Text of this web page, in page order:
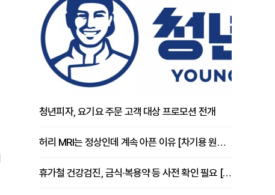
청년피자, 요기요 주문 고객 대상 프로모션 전개
허리 MRI는 정상인데 계속 아픈 이유 [차기용 원장 칼럼]
휴가철 건강검진, 금식·복용약 등 사전 확인 필요 [정도감 원장 칼럼]